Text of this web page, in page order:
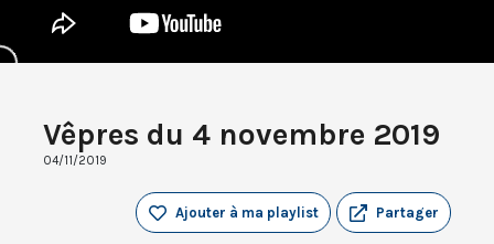
Vêpres du 4 novembre 2019
04/11/2019
Partager
Ajouter à ma playlist